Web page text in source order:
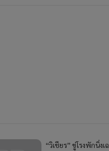
“วิเชียร” ขู่โรงพักนิ่ง